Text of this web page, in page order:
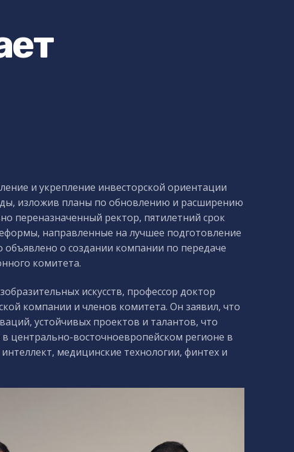
и укрепление инвесторской ориентации
изложив планы по обновлению и расширению
переназначенный ректор, пятилетний срок
направленные на лучшее подготовление
о создании компании по передаче
комитета.
искусств, профессор доктор
компании и членов комитета. Он заявил, что
устойчивых проектов и талантов, что
центрально-восточноевропейском регионе в
медицинские технологии, финтех и